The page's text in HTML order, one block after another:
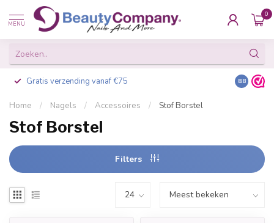
MENU
0
Gratis verzending vanaf €75 Besteld
8.8
Home / Nagels / Accessoires / Stof Borstel
Stof Borstel
Filters